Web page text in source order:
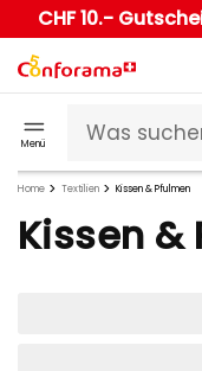
CHF 10.-
Menü
Home Textilien Kissen & Pfulmen
Kissen &